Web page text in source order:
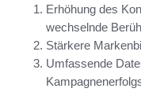
Erhöhung des
wechselnde
Stärkere
Umfassende